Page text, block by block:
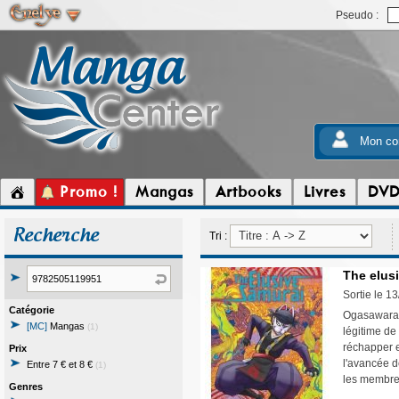
Pseudo :
Mon
Promo ! Mangas Artbooks Livres DVD
Recherche
Catégorie
[MC] Mangas (1)
Prix
Entre 7 € et 8 € (1)
Genres
Tri :
The
Sortie le
légitime
réchapper
l'avancée
les